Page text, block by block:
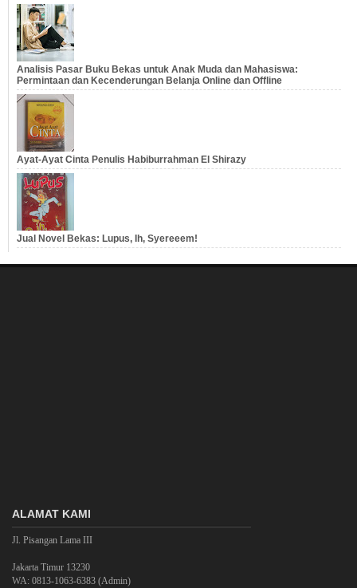
Analisis Pasar Buku Bekas untuk Anak Muda dan Mahasiswa:
Permintaan dan Kecenderungan Belanja Online dan Offline
Ayat-Ayat Cinta Penulis Habiburrahman El Shirazy
Jual Novel Bekas: Lupus, Ih, Syereeem!
ALAMAT KAMI
Jl. Pisangan Lama III
Jakarta Timur 13230
WA: 0813-1063-6383 (Admin)